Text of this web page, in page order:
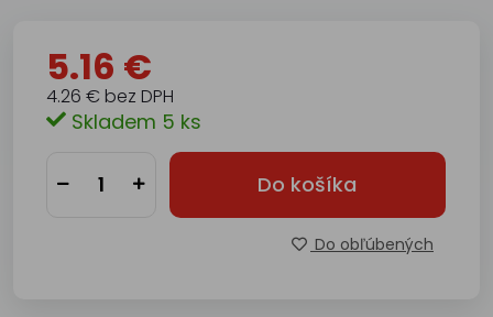
5.16 €
4.26 € bez DPH
Skladem 5 ks
Do košíka
Do obľúbených